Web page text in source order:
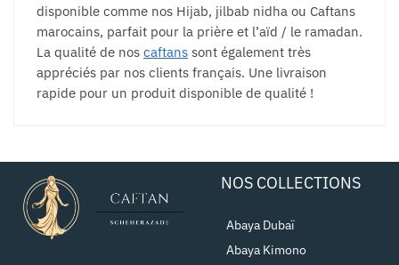
disponible comme nos Hijab, jilbab nidha ou Caftans
marocains, parfait pour la prière et l’aïd / le ramadan.
La qualité de nos caftans sont également très
appréciés par nos clients français. Une livraison
rapide pour un produit disponible de qualité !
NOS COLLECTIONS
Abaya Dubaï
Abaya Kimono